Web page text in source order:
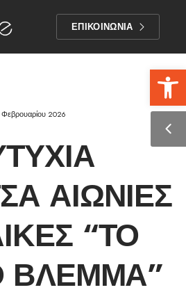
ΕΠΙΚΟΙΝΩΝΙΑ
Φεβρουαρίου 2026
ΑΙΩΝΙΕΣ
“ΤΟ
ΒΛΈΜΜΑ”